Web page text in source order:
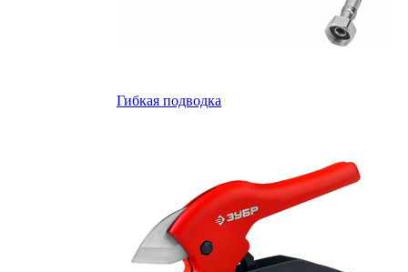
Гибкая подводка